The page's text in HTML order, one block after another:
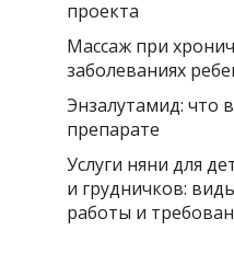
проекта
Массаж при
заболеваниях
Энзалутамид: что
препарате
Услуги няни для
и грудничков:
работы и